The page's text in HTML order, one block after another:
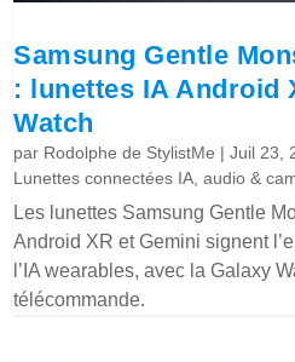
Samsung Gentle
: lunettes IA Android
Watch
par Rodolphe de StylistMe |Juil 23,
Lunettes connectées IA, audio &
Les lunettes Samsung Gentle
Android XR et Gemini signent
l’IA wearables, avec la Galaxy
télécommande.